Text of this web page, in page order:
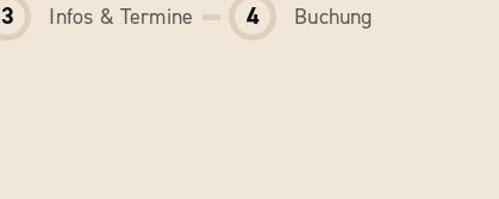
3 Infos & Termine 4 Buchung